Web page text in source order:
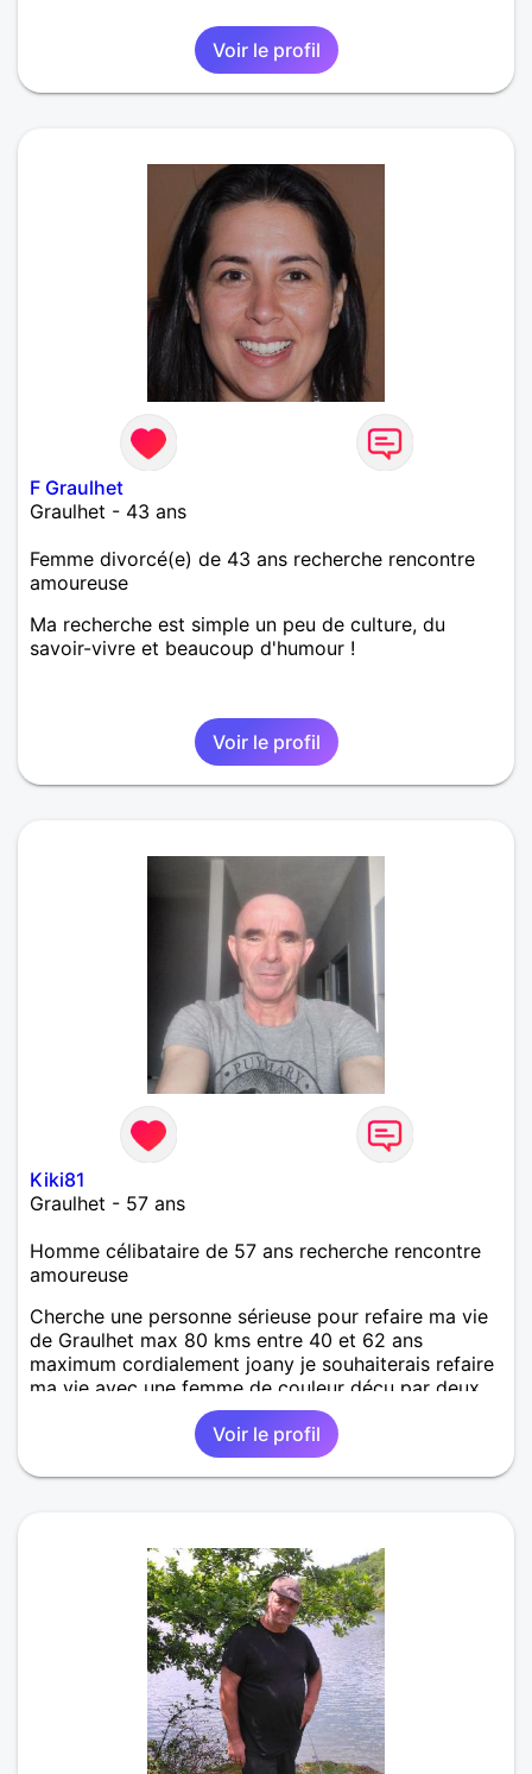
Voir le profil
F Graulhet
Graulhet - 43 ans
Femme divorcé(e) de 43 ans recherche rencontre
amoureuse
Ma recherche est simple un peu de culture, du
savoir-vivre et beaucoup d'humour !
Voir le profil
Kiki81
Graulhet - 57 ans
Homme célibataire de 57 ans recherche rencontre
amoureuse
Cherche une personne sérieuse pour refaire ma vie
de Graulhet max 80 kms entre 40 et 62 ans
maximum cordialement joany je souhaiterais refaire
ma vie avec une femme de couleur déçu par deux
mariages français cordialement joany a bientôt 😙
Voir le profil